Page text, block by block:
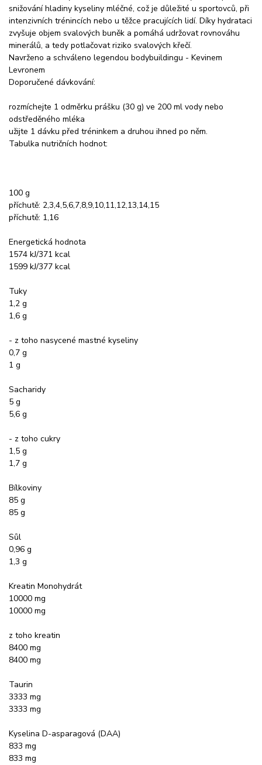
snižování hladiny kyseliny mléčné, což je důležité u sportovců, při
intenzivních trénincích nebo u těžce pracujících lidí. Díky hydrataci
zvyšuje objem svalových buněk a pomáhá udržovat rovnováhu
minerálů, a tedy potlačovat riziko svalových křečí.
Navrženo a schváleno legendou bodybuildingu - Kevinem
Levronem
Doporučené dávkování:
rozmíchejte 1 odměrku prášku (30 g) ve 200 ml vody nebo
odstředěného mléka
užijte 1 dávku před tréninkem a druhou ihned po něm.
Tabulka nutričních hodnot:
100 g
příchutě: 2,3,4,5,6,7,8,9,10,11,12,13,14,15
příchutě: 1,16
Energetická hodnota
1574 kJ/371 kcal
1599 kJ/377 kcal
Tuky
1,2 g
1,6 g
- z toho nasycené mastné kyseliny
0,7 g
1 g
Sacharidy
5 g
5,6 g
- z toho cukry
1,5 g
1,7 g
Bílkoviny
85 g
85 g
Sůl
0,96 g
1,3 g
Kreatin Monohydrát
10000 mg
10000 mg
z toho kreatin
8400 mg
8400 mg
Taurin
3333 mg
3333 mg
Kyselina D-asparagová (DAA)
833 mg
833 mg